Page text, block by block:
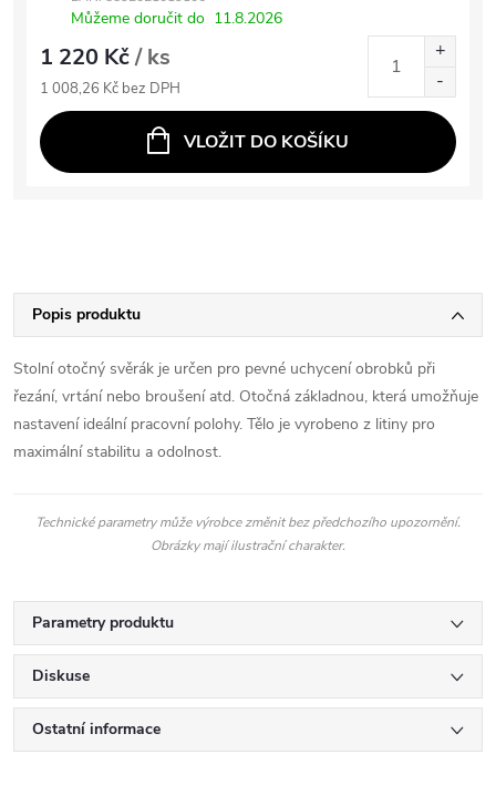
Můžeme doručit do 11.8.2026
1 220 Kč/ ks
1 008,26 Kč bez DPH
VLOŽIT DO KOŠÍKU
Popis produktu
Stolní otočný svěrák je určen pro pevné uchycení obrobků při
řezání, vrtání nebo broušení atd. Otočná základnou, která umožňuje
nastavení ideální pracovní polohy. Tělo je vyrobeno z litiny pro
maximální stabilitu a odolnost.
Technické parametry může výrobce změnit bez předchozího upozornění.
Obrázky mají ilustrační charakter.
Parametry produktu
Diskuse
Ostatní informace